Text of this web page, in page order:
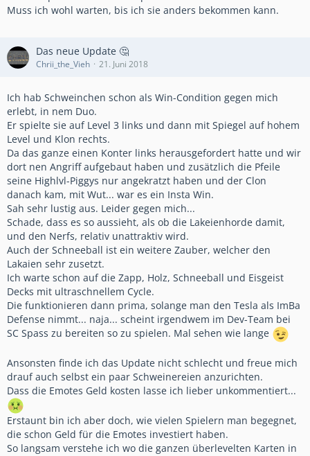
Muss ich wohl warten, bis ich sie anders bekommen kann.
Das neue Update 🤔
Chrii_the_Vieh 21. Juni 2018
Ich hab Schweinchen schon als Win-Condition gegen mich
erlebt, in nem Duo.
Er spielte sie auf Level 3 links und dann mit Spiegel auf hohem
Level und Klon rechts.
Da das ganze einen Konter links herausgefordert hatte und wir
dort nen Angriff aufgebaut haben und zusätzlich die Pfeile
seine Highlvl-Piggys nur angekratzt haben und der Clon
danach kam, mit Wut... war es ein Insta Win.
Sah sehr lustig aus. Leider gegen mich...
Schade, dass es so aussieht, als ob die Lakeienhorde damit,
und den Nerfs, relativ unattraktiv wird.
Auch der Schneeball ist ein weitere Zauber, welcher den
Lakaien sehr zusetzt.
Ich warte schon auf die Zapp, Holz, Schneeball und Eisgeist
Decks mit ultraschnellem Cycle.
Die funktionieren dann prima, solange man den Tesla als ImBa
Defense nimmt... naja... scheint irgendwem im Dev-Team bei
SC Spass zu bereiten so zu spielen. Mal sehen wie lange
Ansonsten finde ich das Update nicht schlecht und freue mich
drauf auch selbst ein paar Schweinereien anzurichten.
Dass die Emotes Geld kosten lasse ich lieber unkommentiert...
Erstaunt bin ich aber doch, wie vielen Spielern man begegnet,
die schon Geld für die Emotes investiert haben.
So langsam verstehe ich wo die ganzen überlevelten Karten in